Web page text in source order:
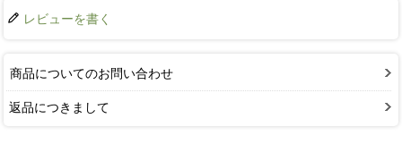
レビューを書く
商品についてのお問い合わせ
返品につきまして